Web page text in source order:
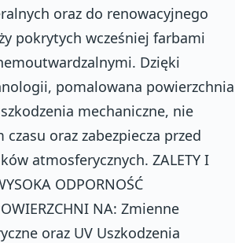
oraz do renowacyjnego
pokrytych wcześniej farbami
Dzięki
pomalowana powierzchnia
mechaniczne, nie
czasu oraz zabezpiecza przed
atmosferycznych. ZALETY I
ODPORNOŚĆ
NA: Zmienne
oraz UV Uszkodzenia